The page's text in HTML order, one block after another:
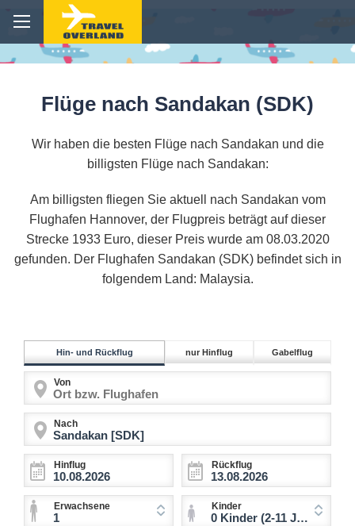
Flüge nach Sandakan (SDK)
Wir haben die besten Flüge nach Sandakan und die
billigsten Flüge nach Sandakan:
Am billigsten fliegen Sie aktuell nach Sandakan vom
Flughafen Hannover, der Flugpreis beträgt auf dieser
Strecke 1933 Euro, dieser Preis wurde am 08.03.2020
gefunden. Der Flughafen Sandakan (SDK) befindet sich in
folgendem Land: Malaysia.
Hin- und Rückflug nur Hinflug Gabelflug
Von
Nach
Hinflug Rückflug
Erwachsene
1
Kinder
0 Kinder (2-11 Jahre)